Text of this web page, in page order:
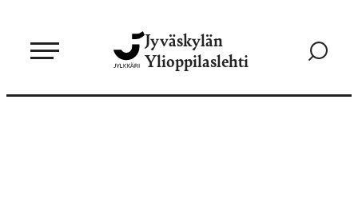
sisältöön
Jyväskylän
Ylioppilaslehti
Siirry